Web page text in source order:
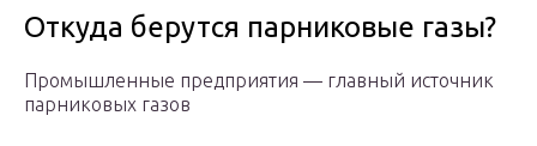
Откуда берутся парниковые газы?
Промышленные предприятия — главный источник
парниковых газов